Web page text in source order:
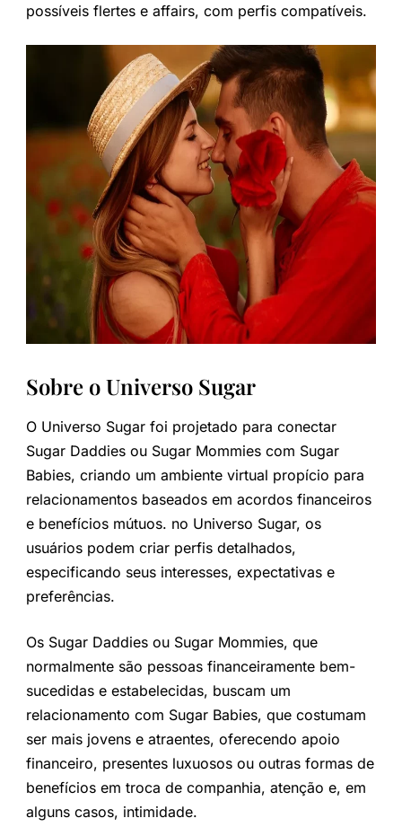
possíveis flertes e affairs, com perfis compatíveis.
Sobre o Universo Sugar
O Universo Sugar foi projetado para conectar
Sugar Daddies ou Sugar Mommies com Sugar
Babies, criando um ambiente virtual propício para
relacionamentos baseados em acordos financeiros
e benefícios mútuos. no Universo Sugar, os
usuários podem criar perfis detalhados,
especificando seus interesses, expectativas e
preferências.
Os Sugar Daddies ou Sugar Mommies, que
normalmente são pessoas financeiramente bem-
sucedidas e estabelecidas, buscam um
relacionamento com Sugar Babies, que costumam
ser mais jovens e atraentes, oferecendo apoio
financeiro, presentes luxuosos ou outras formas de
benefícios em troca de companhia, atenção e, em
alguns casos, intimidade.